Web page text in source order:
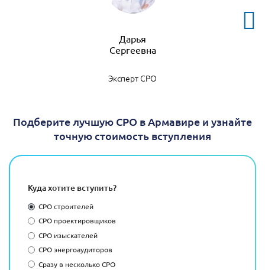
Дарья
Сергеевна
Эксперт СРО
Подберите лучшую СРО в Армавире и узнайте
точную стоимость вступления
Куда хотите вступить?
СРО строителей
СРО проектировщиков
СРО изыскателей
СРО энергоаудиторов
Сразу в несколько СРО